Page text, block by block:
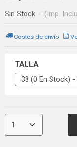
Sin Stock - (Imp.
Costes de envío
TALLA